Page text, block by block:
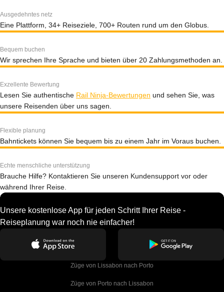
Ausgedehntes netz
Eine Plattform, 34+ Reiseziele, 700+ Routen rund um den Globus.
Bequem buchen
Wir sprechen Ihre Sprache und bieten über 20 Zahlungsmethoden an.
Exzellente Bewertung
Lesen Sie authentische Rail Ninja-Bewertungen und sehen Sie, was
unsere Reisenden über uns sagen.
Flexible planung
Bahntickets können Sie bequem bis zu einem Jahr im Voraus buchen.
Echte menschliche unterstützung
Brauche Hilfe? Kontaktieren Sie unseren Kundensupport vor oder
während Ihrer Reise.
Unsere kostenlose App für jeden Schritt Ihrer Reise -
Reiseplanung war noch nie einfacher!
Züge von Lissabon nach Porto
Züge von Porto nach Lissabon